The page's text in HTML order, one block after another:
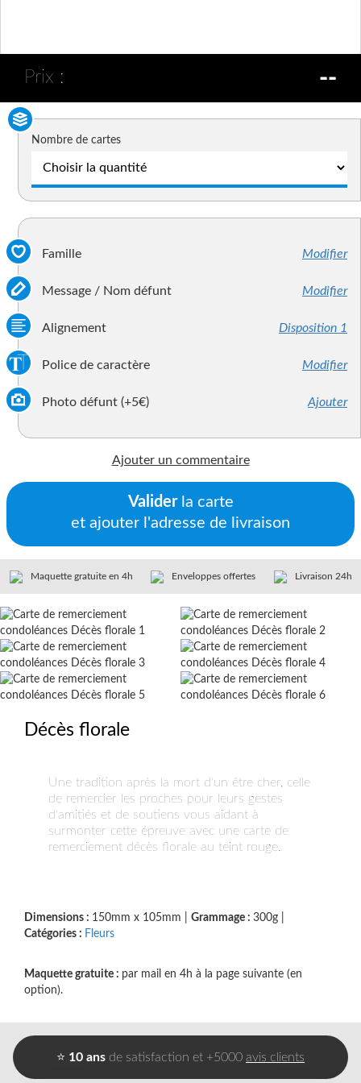
Prix : --
Nombre de cartes
Famille Modifier
Message / Nom défunt Modifier
Alignement Disposition 1
Police de caractère Modifier
Photo défunt (+5€) Ajouter
Ajouter un commentaire
Validerla carte
et ajouter l'adresse de livraison
Maquette gratuite en 4h Enveloppes offertes Livraison 24h
Décès florale
Une tradition après la mort d'un être cher, celle
de remercier les proches pour leurs gestes
d'amitiés et de soutiens vous aidant à
surmonter cette épreuve avec une carte de
remerciement décès florale au teint rouge.
Dimensions : 150mm x 105mm Grammage : 300g
Catégories : Fleurs
Maquette gratuite : par mail en 4h à la page suivante (en
option).
⭐ 10 ans de satisfaction et +5000 avis clients